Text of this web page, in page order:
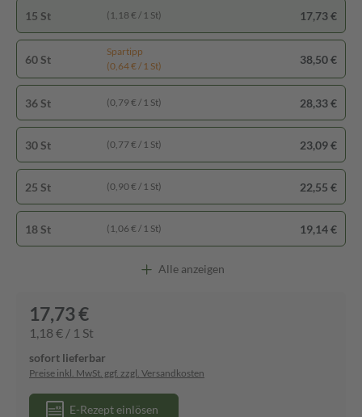
60 St
Spartipp
(0,64 € / 1 St)
38,50 €
36 St (0,79 € / 1 St) 28,33 €
30 St (0,77 € / 1 St) 23,09 €
25 St (0,90 € / 1 St) 22,55 €
18 St (1,06 € / 1 St) 19,14 €
15 St (1,18 € / 1 St) 17,73 €
Alle anzeigen
17,73 €
1,18 € / 1 St
sofort lieferbar
Preise inkl. MwSt. ggf. zzgl. Versandkosten
E-Rezept einlösen